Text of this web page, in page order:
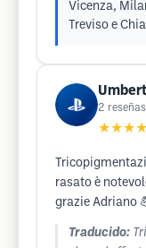
Vicenza,
Treviso e
2 reseñas
rasato è
grazie Adriano
Traducido: